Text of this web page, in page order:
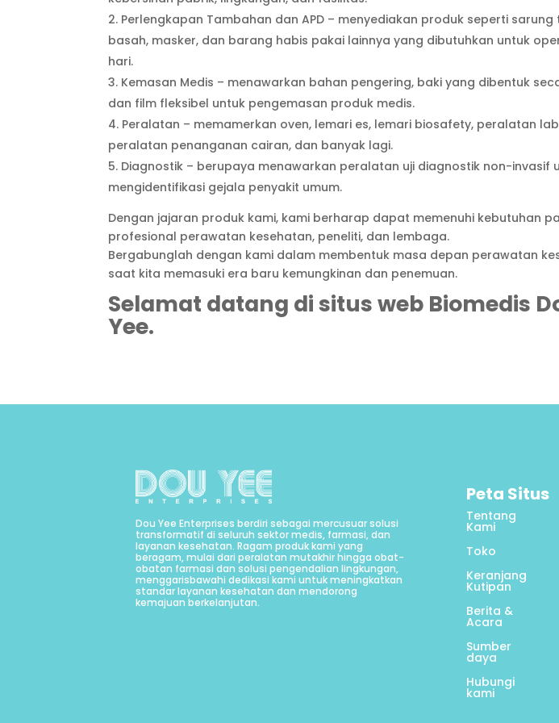
Perlengkapan Tambahan dan APD – menyediakan produk seperti sarung
basah, masker, dan barang habis pakai lainnya yang dibutuhkan untuk
hari.
Kemasan Medis – menawarkan bahan pengering, baki yang dibentuk
dan film fleksibel untuk pengemasan produk medis.
Peralatan – memamerkan oven, lemari es, lemari biosafety, peralatan
peralatan penanganan cairan, dan banyak lagi.
Diagnostik – berupaya menawarkan peralatan uji diagnostik non-invasif
mengidentifikasi gejala penyakit umum.
Dengan jajaran produk kami, kami berharap dapat memenuhi kebutuhan
profesional perawatan kesehatan, peneliti, dan lembaga.
Bergabunglah dengan kami dalam membentuk masa depan perawatan
saat kita memasuki era baru kemungkinan dan penemuan.
Selamat datang di situs web Biomedis
Yee.
Dou Yee Enterprises berdiri sebagai mercusuar solusi
transformatif di seluruh sektor medis, farmasi, dan
layanan kesehatan. Ragam produk kami yang
beragam, mulai dari peralatan mutakhir hingga obat-
obatan farmasi dan solusi pengendalian lingkungan,
menggarisbawahi dedikasi kami untuk meningkatkan
standar layanan kesehatan dan mendorong
kemajuan berkelanjutan.
Peta Situs
Tentang
Kami
Toko
Keranjang
Kutipan
Berita &
Acara
Sumber
daya
Hubungi
kami